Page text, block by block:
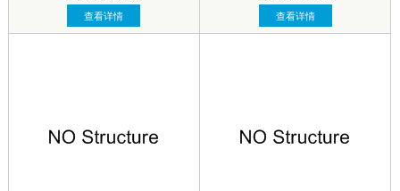
查看详情 查看详情